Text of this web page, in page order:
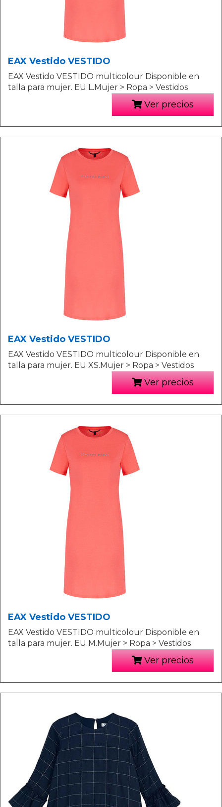
EAX Vestido VESTIDO
EAX Vestido VESTIDO multicolour Disponible en
talla para mujer. EU L.Mujer > Ropa > Vestidos
Ver precios
EAX Vestido VESTIDO
EAX Vestido VESTIDO multicolour Disponible en
talla para mujer. EU XS.Mujer > Ropa > Vestidos
Ver precios
EAX Vestido VESTIDO
EAX Vestido VESTIDO multicolour Disponible en
talla para mujer. EU M.Mujer > Ropa > Vestidos
Ver precios